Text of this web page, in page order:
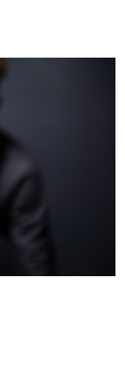
自己的仁爱是
应反问自己的
到别人相应的
家——凡是行为
自己，自身行
诗经》说：‘长
福。’”
己，宽以待
厚而薄责于人，
身不正，虽令不